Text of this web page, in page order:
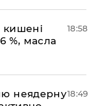
кишені
%, масла
18:58
неядерну18:49